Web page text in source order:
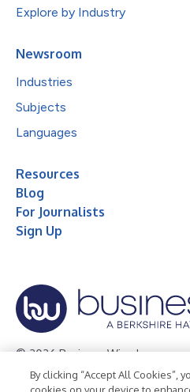
Explore by Industry
Newsroom
Industries
Subjects
Languages
Resources
Blog
For Journalists
Sign Up
© 2026 Business Wire, Inc.
Privacy Policy Cookie Policy
By clicking “Accept All Cookies”,